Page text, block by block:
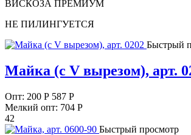
ВИСКОЗА ПРЕМИУМ
НЕ ПИЛИНГУЕТСЯ
Быстрый
Майка (с V вырезом), арт.
Опт: 200 Р 587 Р
Мелкий опт: 704 Р
42
Быстрый просмотр